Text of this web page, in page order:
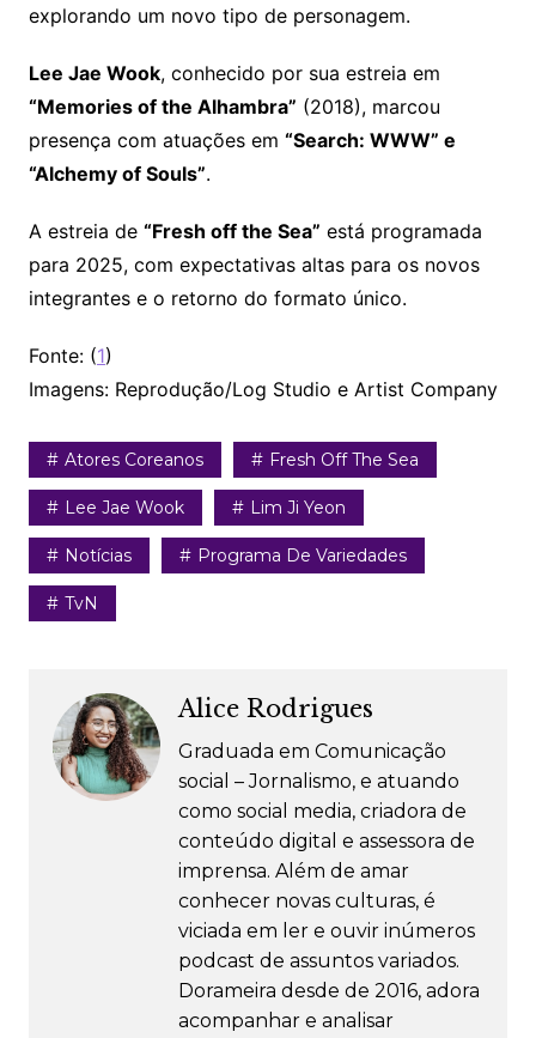
explorando um novo tipo de personagem.
Lee Jae Wook, conhecido por sua estreia em
“Memories of the Alhambra” (2018), marcou
presença com atuações em “Search: WWW” e
“Alchemy of Souls”.
A estreia de “Fresh off the Sea” está programada
para 2025, com expectativas altas para os novos
integrantes e o retorno do formato único.
Fonte: (1)
Imagens: Reprodução/Log Studio e Artist Company
Atores Coreanos Fresh Off The Sea
Lee Jae Wook Lim Ji Yeon
Notícias Programa De Variedades
TvN
Alice Rodrigues
Graduada em Comunicação
social – Jornalismo, e atuando
como social media, criadora de
conteúdo digital e assessora de
imprensa. Além de amar
conhecer novas culturas, é
viciada em ler e ouvir inúmeros
podcast de assuntos variados.
Dorameira desde de 2016, adora
acompanhar e analisar